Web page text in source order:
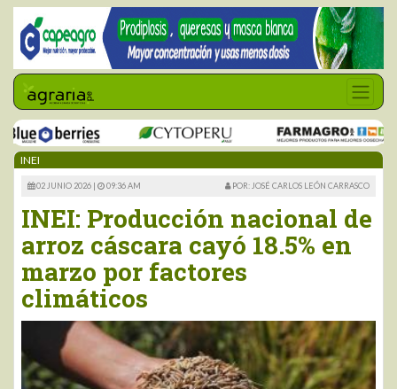
INEI
02 JUNIO 2026 | 09:36 AM POR: JOSÉ CARLOS LEÓN CARRASCO
INEI: Producción nacional de
arroz cáscara cayó 18.5% en
marzo por factores
climáticos